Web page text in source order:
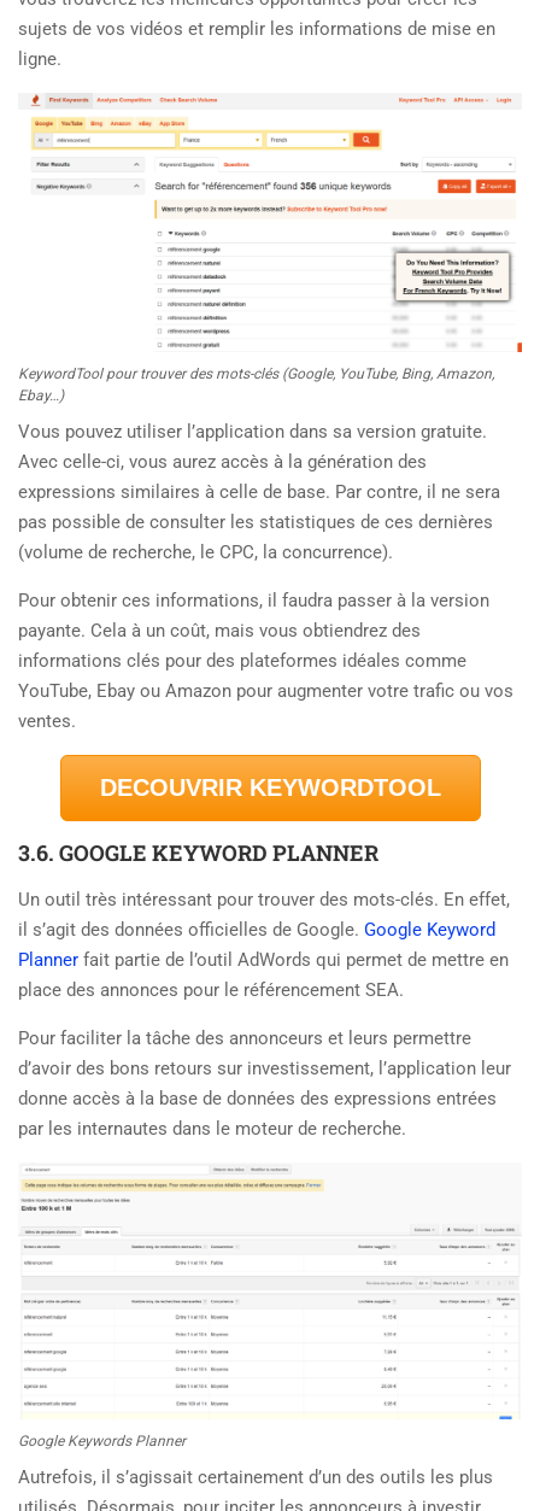
sujets de vos vidéos et remplir les informations de mise en
ligne.
KeywordTool pour trouver des mots-clés (Google, YouTube, Bing, Amazon,
Ebay…)
Vous pouvez utiliser l’application dans sa version gratuite.
Avec celle-ci, vous aurez accès à la génération des
expressions similaires à celle de base. Par contre, il ne sera
pas possible de consulter les statistiques de ces dernières
(volume de recherche, le CPC, la concurrence).
Pour obtenir ces informations, il faudra passer à la version
payante. Cela à un coût, mais vous obtiendrez des
informations clés pour des plateformes idéales comme
YouTube, Ebay ou Amazon pour augmenter votre trafic ou vos
ventes.
DECOUVRIR KEYWORDTOOL
3.6. GOOGLE KEYWORD PLANNER
Un outil très intéressant pour trouver des mots-clés. En effet,
il s’agit des données officielles de Google. Google Keyword
Planner fait partie de l’outil AdWords qui permet de mettre en
place des annonces pour le référencement SEA.
Pour faciliter la tâche des annonceurs et leurs permettre
d’avoir des bons retours sur investissement, l’application leur
donne accès à la base de données des expressions entrées
par les internautes dans le moteur de recherche.
Google Keywords Planner
Autrefois, il s’agissait certainement d’un des outils les plus